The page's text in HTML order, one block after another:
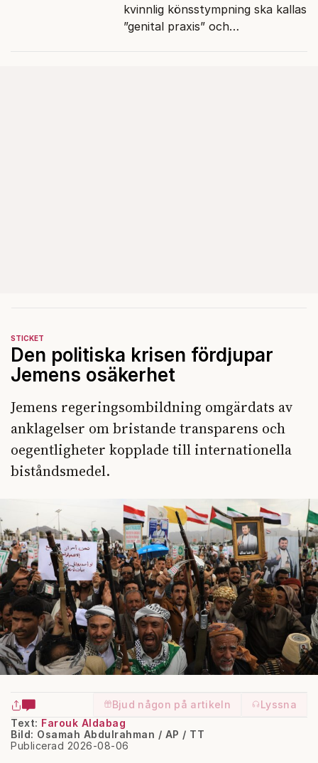
kvinnlig könsstympning ska kallas
”genital praxis” och
STICKET
Den politiska krisen fördjupar
Jemens osäkerhet
Jemens regeringsombildning omgärdats av
anklagelser om bristande transparens och
oegentligheter kopplade till internationella
biståndsmedel.
Bjud någon på artikeln
Lyssna
Text: Farouk Aldabag
Publicerad 2026-08-06
Bild: Osamah Abdulrahman / AP / TT